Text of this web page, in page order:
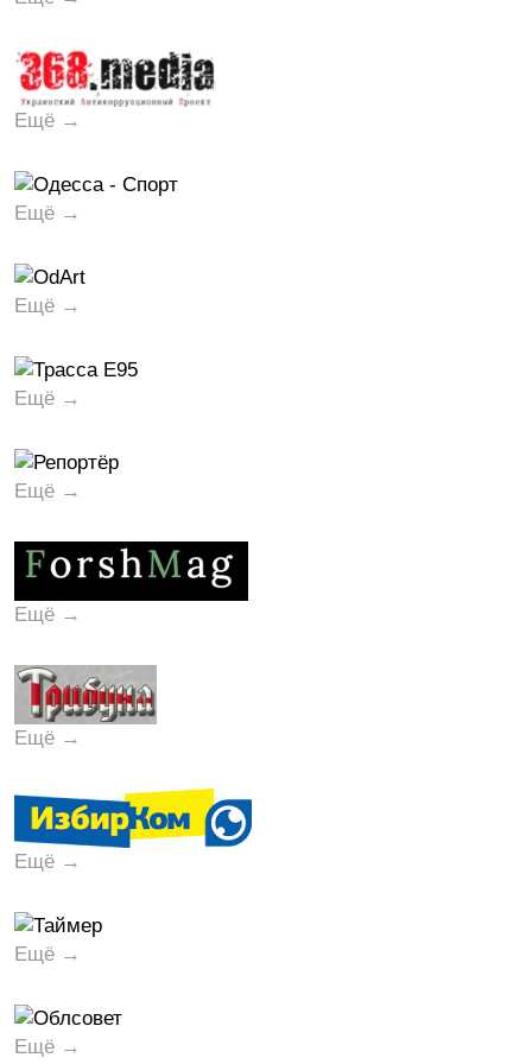
Ещё →
Ещё →
Ещё →
Ещё →
Ещё →
Ещё →
Ещё →
Ещё →
Ещё →
Ещё →